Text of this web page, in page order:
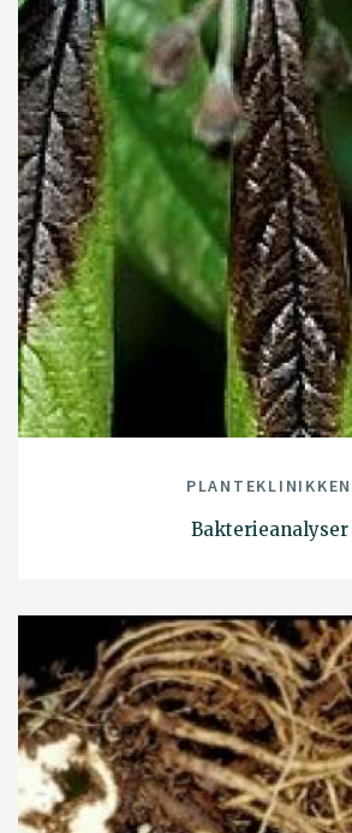
PLANTEKLINIKKEN
Bakterieanalyser